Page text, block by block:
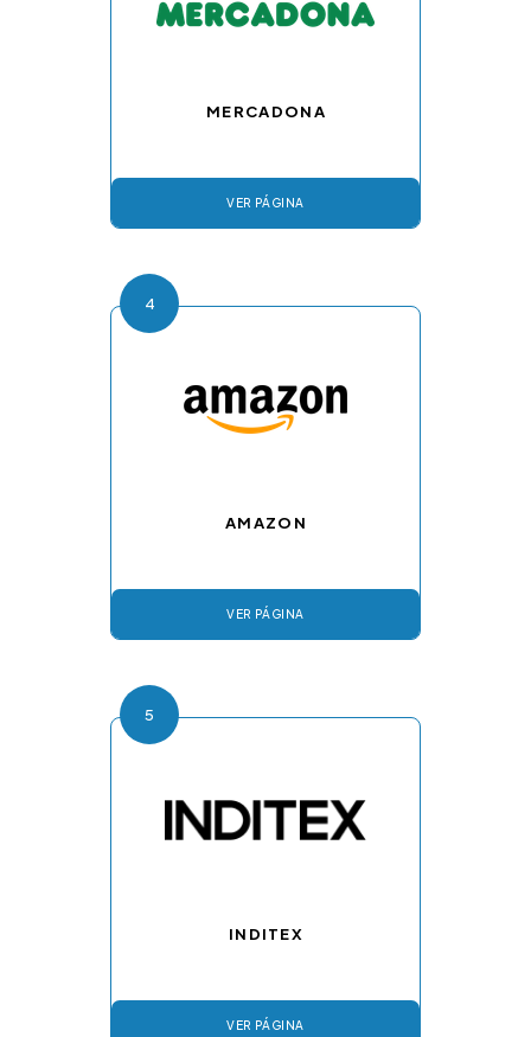
MERCADONA
VER PÁGINA
AMAZON
VER PÁGINA
4
INDITEX
VER PÁGINA
5